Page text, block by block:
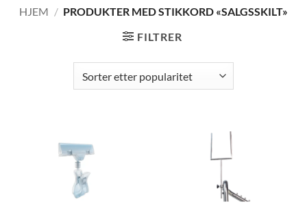
HJEM / PRODUKTER MED STIKKORD «SALGSSKILT»
FILTRER